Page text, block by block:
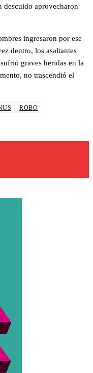
descuido aprovecharon
ingresaron por ese
dentro, los asaltantes
graves heridas en la
no trascendió el
ROBO